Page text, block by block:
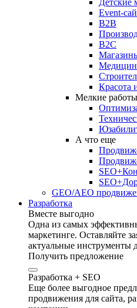
Детские
Event-
B2B
B2C
Красота
Мелкие работы
А что еще
GEO/AEO
Разработка
Вместе выгодно
Одна из самых
маркетинге. Оставляйте
актуальные инструменты
Получить предложение
Разработка + SEO
Еще более выгодное
продвижения для сайта,